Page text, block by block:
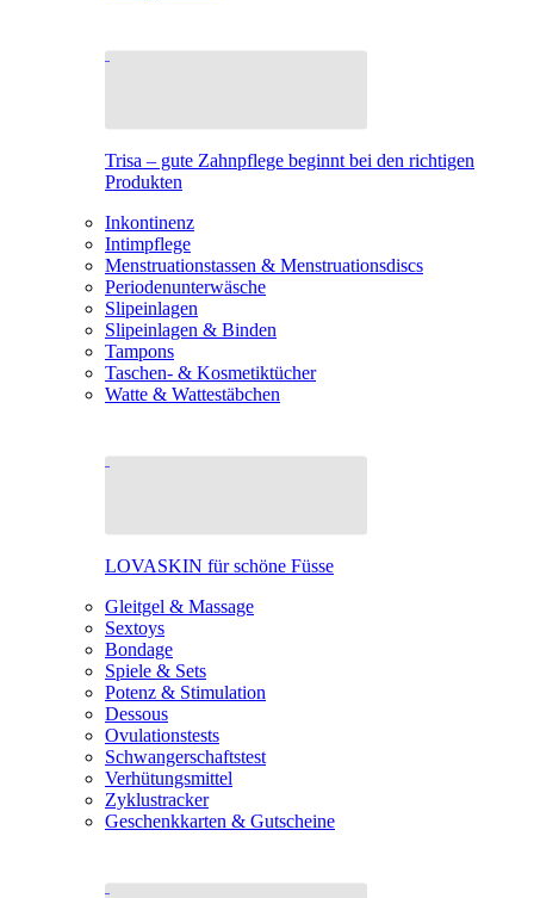
Trisa – gute Zahnpflege beginnt bei den richtigen
Produkten
Inkontinenz
Intimpflege
Menstruationstassen & Menstruationsdiscs
Periodenunterwäsche
Slipeinlagen
Slipeinlagen & Binden
Tampons
Taschen- & Kosmetiktücher
Watte & Wattestäbchen
LOVASKIN für schöne Füsse
Gleitgel & Massage
Sextoys
Bondage
Spiele & Sets
Potenz & Stimulation
Dessous
Ovulationstests
Schwangerschaftstest
Verhütungsmittel
Zyklustracker
Geschenkkarten & Gutscheine